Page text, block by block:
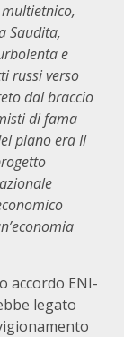
Saudita,
e
russi verso
dal braccio
di fama
piano era Il
accordo ENI-
legato